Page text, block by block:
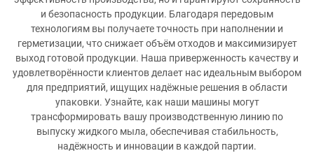
и безопасность продукции. Благодаря передовым
технологиям вы получаете точность при наполнении и
герметизации, что снижает объём отходов и максимизирует
выход готовой продукции. Наша приверженность качеству и
удовлетворённости клиентов делает нас идеальным выбором
для предприятий, ищущих надёжные решения в области
упаковки. Узнайте, как наши машины могут
трансформировать вашу производственную линию по
выпуску жидкого мыла, обеспечивая стабильность,
надёжность и инновации в каждой партии.